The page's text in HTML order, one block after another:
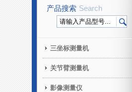
产品搜索 Search
三坐标测量机
关节臂测量机
影像测量仪